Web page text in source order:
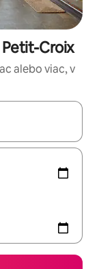
Croix
alebo viac, v
ich prechádzať